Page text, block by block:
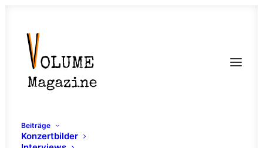
Beiträge
Konzertbilder